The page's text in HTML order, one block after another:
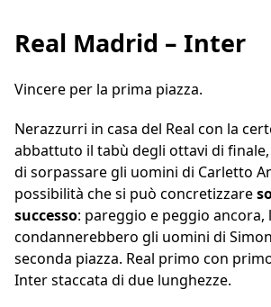
Real Madrid – Inter
Vincere per la prima piazza.
Nerazzurri in casa del Real con la
abbattuto il tabù degli ottavi di
di sorpassare gli uomini di Carletto
possibilità che si può concretizzare
successo: pareggio e peggio ancora,
condannerebbero gli uomini di
seconda piazza. Real primo con
Inter staccata di due lunghezze.